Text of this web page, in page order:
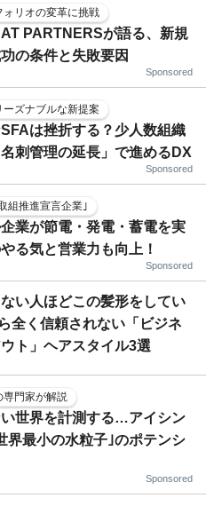
ォリオの変革に挑戦
PARTNERSが語る、新規
の条件と失敗要因
Sponsored
ーズナブルな新提案
は挫折する？少人数組織
刺管理の延長」で進めるDX
Sponsored
組推進宣言企業｣
業が節電・発電・蓄電を実
る気と営業力も向上！
Sponsored
い人ほどこの髪形をしてい
全く信頼されない「ビジネ
ト」ヘアスタイル3選
専門家が解説
い世界を計測する…アイシン
界最小の水粒子｣のポテンシ
Sponsored